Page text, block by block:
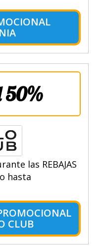
50%
las REBAJAS
hasta
CLUB